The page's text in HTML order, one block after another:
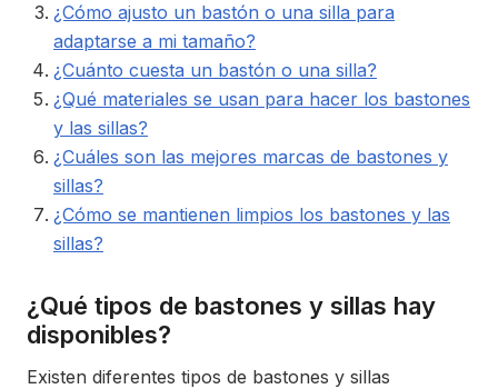
¿Cómo ajusto un bastón o una silla para
adaptarse a mi tamaño?
¿Cuánto cuesta un bastón o una silla?
¿Qué materiales se usan para hacer los bastones
y las sillas?
¿Cuáles son las mejores marcas de bastones y
sillas?
¿Cómo se mantienen limpios los bastones y las
sillas?
¿Qué tipos de bastones y sillas hay
disponibles?
Existen diferentes tipos de bastones y sillas